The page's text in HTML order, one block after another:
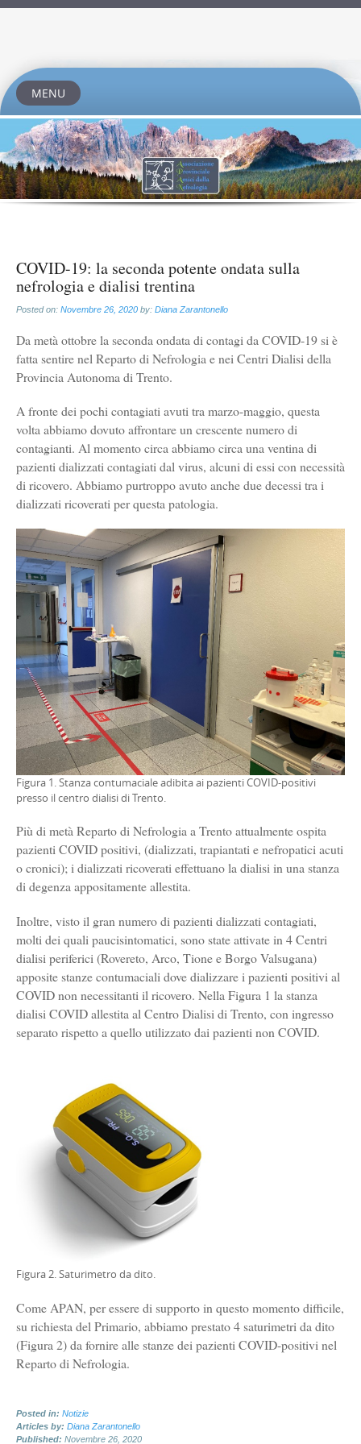
MENU
Skip
to
content
COVID-19: la seconda potente ondata sulla
nefrologia e dialisi trentina
Posted on: Novembre 26, 2020 by: Diana Zarantonello
Da metà ottobre la seconda ondata di contagi da COVID-19 si è
fatta sentire nel Reparto di Nefrologia e nei Centri Dialisi della
Provincia Autonoma di Trento.
A fronte dei pochi contagiati avuti tra marzo-maggio, questa
volta abbiamo dovuto affrontare un crescente numero di
contagianti. Al momento circa abbiamo circa una ventina di
pazienti dializzati contagiati dal virus, alcuni di essi con necessità
di ricovero. Abbiamo purtroppo avuto anche due decessi tra i
dializzati ricoverati per questa patologia.
Figura 1. Stanza contumaciale adibita ai pazienti COVID-positivi
presso il centro dialisi di Trento.
Più di metà Reparto di Nefrologia a Trento attualmente ospita
pazienti COVID positivi, (dializzati, trapiantati e nefropatici acuti
o cronici); i dializzati ricoverati effettuano la dialisi in una stanza
di degenza appositamente allestita.
Inoltre, visto il gran numero di pazienti dializzati contagiati,
molti dei quali paucisintomatici, sono state attivate in 4 Centri
dialisi periferici (Rovereto, Arco, Tione e Borgo Valsugana)
apposite stanze contumaciali dove dializzare i pazienti positivi al
COVID non necessitanti il ricovero. Nella Figura 1 la stanza
dialisi COVID allestita al Centro Dialisi di Trento, con ingresso
separato rispetto a quello utilizzato dai pazienti non COVID.
Figura 2. Saturimetro da dito.
Come APAN, per essere di supporto in questo momento difficile,
su richiesta del Primario, abbiamo prestato 4 saturimetri da dito
(Figura 2) da fornire alle stanze dei pazienti COVID-positivi nel
Reparto di Nefrologia.
Posted in: Notizie
Articles by: Diana Zarantonello
Published: Novembre 26, 2020